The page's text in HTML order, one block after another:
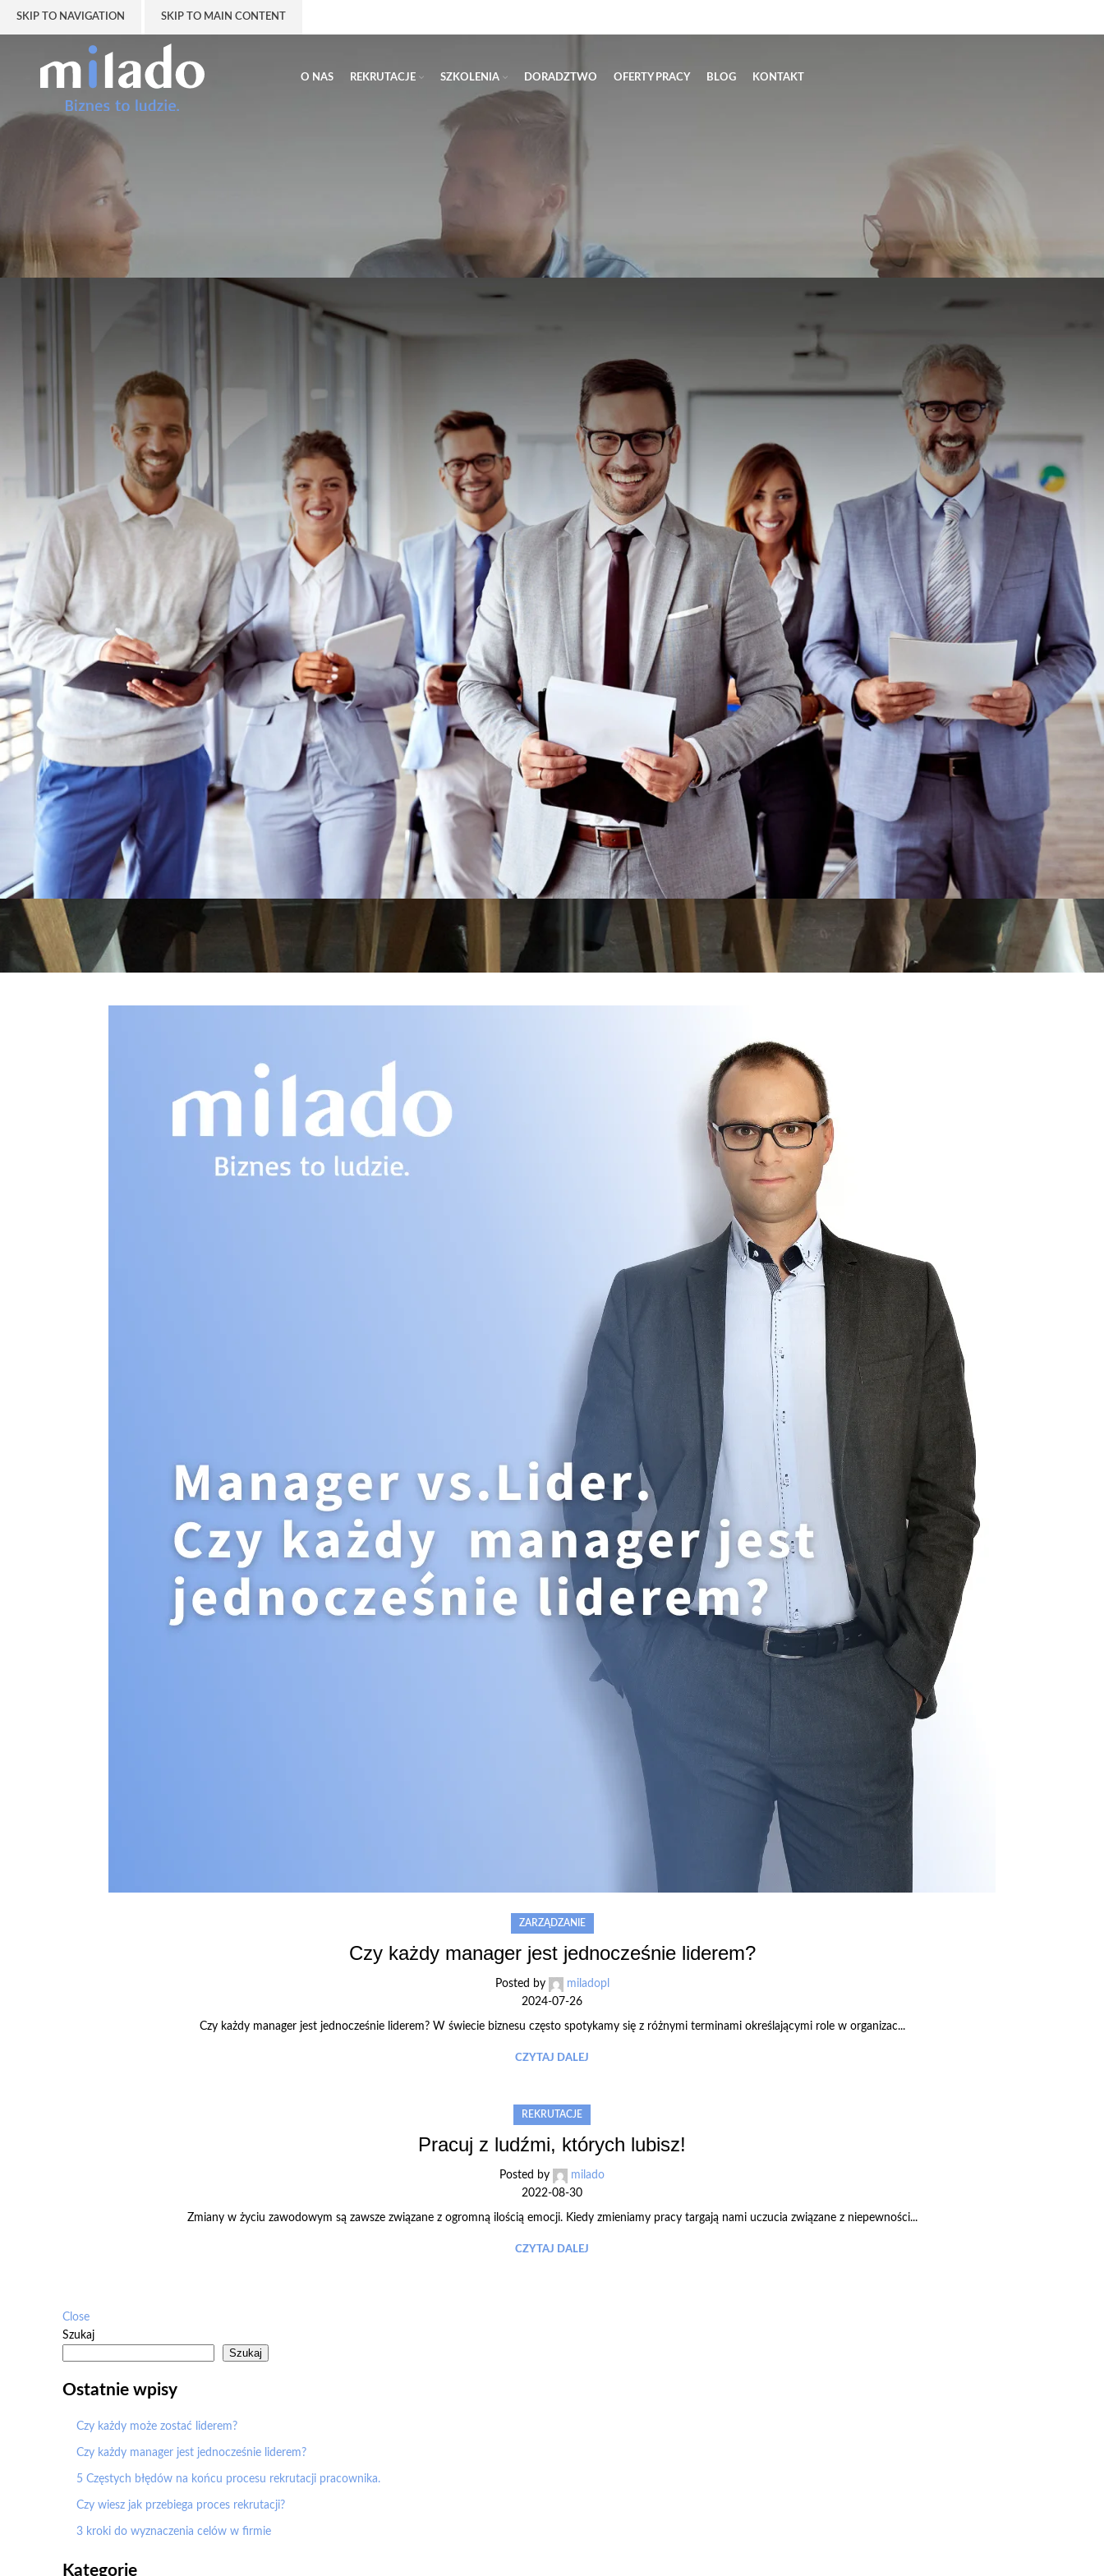
SKIP TO NAVIGATION SKIP TO MAIN CONTENT
O NAS REKRUTACJE SZKOLENIA DORADZTWO OFERTY PRACY BLOG KONTAKT
ZARZĄDZANIE
Czy każdy manager jest jednocześnie liderem?
Posted by
miladopl
2024-07-26
Czy każdy manager jest jednocześnie liderem? W świecie biznesu często spotykamy się z różnymi terminami określającymi role w organizac...
CZYTAJ DALEJ
REKRUTACJE
Pracuj z ludźmi, których lubisz!
Posted by
milado
2022-08-30
Zmiany w życiu zawodowym są zawsze związane z ogromną ilością emocji. Kiedy zmieniamy pracy targają nami uczucia związane z niepewności...
CZYTAJ DALEJ
Close
Szukaj
Szukaj
Ostatnie wpisy
Czy każdy może zostać liderem?
Czy każdy manager jest jednocześnie liderem?
5 Częstych błędów na końcu procesu rekrutacji pracownika.
Czy wiesz jak przebiega proces rekrutacji?
3 kroki do wyznaczenia celów w firmie
Kategorie